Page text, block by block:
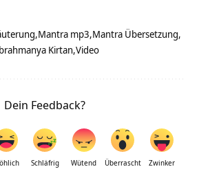
Mantra mp3 Mantra Übersetzung
Kirtan Video
Dein Feedback?
Schläfrig Wütend Überrascht Zwinker